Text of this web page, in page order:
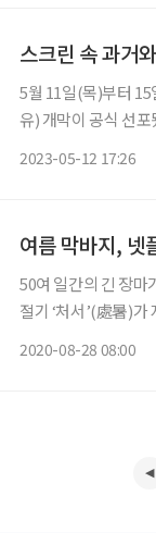
스크린 속 과거
5월 11일(목)부터
유) 개막이 공식 선
2023-05-12 17:26
여름 막바지, 넷
50여 일간의 긴 장마
절기 ‘처서’(處暑)
2020-08-28 08:00